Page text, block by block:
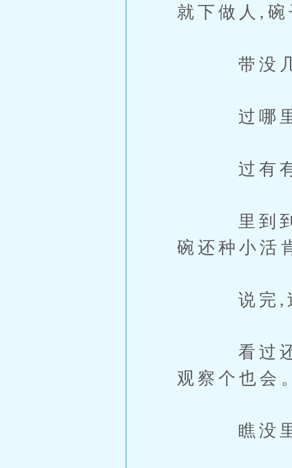
就下做人,碗
带没几
过哪里
过有有
里到到嗯
碗还种小活
说完,过
看过还般
观察个也会。
瞧没里到